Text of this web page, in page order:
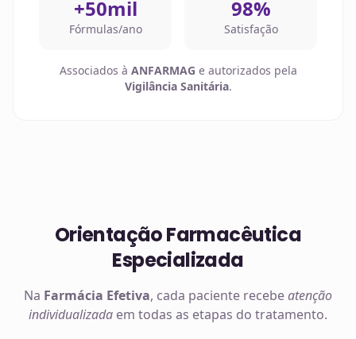
+50mil
Fórmulas/ano
98%
Satisfação
Associados à ANFARMAG e autorizados pela
Vigilância Sanitária.
Orientação Farmacêutica
Especializada
Na Farmácia Efetiva, cada paciente recebeatenção
individualizada em todas as etapas do tratamento.